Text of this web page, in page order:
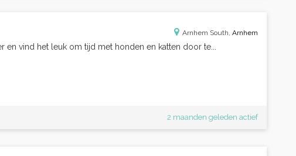
Arnhem South, Arnhem
en vind het leuk om tijd met honden en katten door te...
2 maanden geleden actief